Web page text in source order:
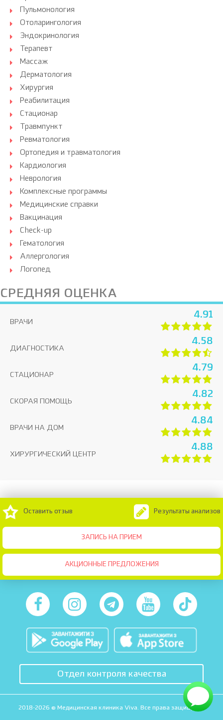
Пульмонология
Отоларингология
Эндокринология
Терапевт
Массаж
Дерматология
Хирургия
Реабилитация
Стационар
Травмпункт
Ревматология
Ортопедия и травматология
Кардиология
Неврология
Комплексные программы
Медицинские справки
Вакцинация
Check-up
Гематология
Аллергология
Логопед
СРЕДНЯЯ ОЦЕНКА
ВРАЧИ
4.91
ДИАГНОСТИКА
4.58
СТАЦИОНАР
4.79
СКОРАЯ ПОМОЩЬ
4.82
ВРАЧИ НА ДОМ
4.84
ХИРУРГИЧЕСКИЙ ЦЕНТР
4.88
ЗАПИСЬ НА ПРИЕМ
Оставить отзыв Результаты анализов
АКЦИОННЫЕ ПРЕДЛОЖЕНИЯ
Отдел контроля качества
2018-2026 © Медицинская клиника Viva. Все права защищены.